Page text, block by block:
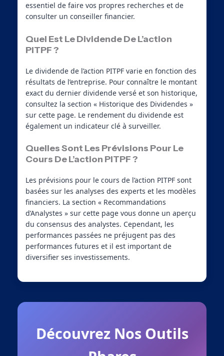
essentiel de faire vos propres recherches et de
consulter un conseiller financier.
Quel Est Le Dividende De L’action
PITPF ?
Le dividende de l’action PITPF varie en fonction des
résultats de l’entreprise. Pour connaître le montant
exact du dernier dividende versé et son historique,
consultez la section « Historique des Dividendes »
sur cette page. Le rendement du dividende est
également un indicateur clé à surveiller.
Quelles Sont Les Prévisions Pour Le
Cours De L’action PITPF ?
Les prévisions pour le cours de l’action PITPF sont
basées sur les analyses des experts et les modèles
financiers. La section « Recommandations
d’Analystes » sur cette page vous donne un aperçu
du consensus des analystes. Cependant, les
performances passées ne préjugent pas des
performances futures et il est important de
diversifier ses investissements.
Découvrez Nos Outils